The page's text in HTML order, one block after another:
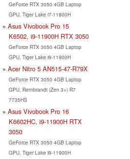
GeForce RTX 3050 4GB Laptop
GPU, Tiger Lake i7-11800H
Asus Vivobook Pro 15
K6502, i9-11900H RTX 3050
GeForce RTX 3050 4GB Laptop
GPU, Tiger Lake i9-11900H
Acer Nitro 5 AN515-47-R79X
GeForce RTX 3050 4GB Laptop
GPU, Rembrandt (Zen 3+) R7
7735HS
Asus Vivobook Pro 16
K6602HC, i9-11900H RTX
3050
GeForce RTX 3050 4GB Laptop
GPU, Tiger Lake i9-11900H